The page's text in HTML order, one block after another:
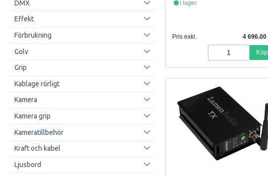
DMX
Effekt
Förbrukning
Golv
Grip
Kablage rörligt
Kamera
Kamera grip
Kameratillbehör
Kraft och kabel
Ljusbord
I lager
Pris exkl. 4 696.00
Köp